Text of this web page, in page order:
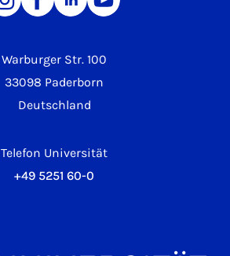
Warburger Str. 100
33098 Paderborn
Deutschland
Telefon Universität
+49 5251 60-0